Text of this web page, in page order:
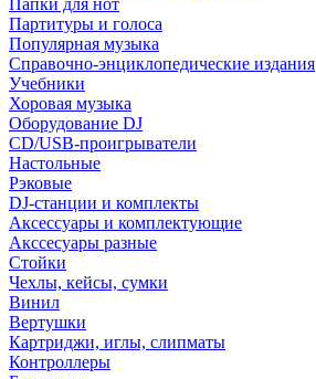
Папки для нот
Партитуры и голоса
Популярная музыка
Справочно-энциклопедические издания
Учебники
Хоровая музыка
Оборудование DJ
CD/USB-проигрыватели
Настольные
Рэковые
DJ-станции и комплекты
Аксессуары и комплектующие
Акссесуары разные
Стойки
Чехлы, кейсы, сумки
Винил
Вертушки
Картриджи, иглы, слипматы
Контроллеры